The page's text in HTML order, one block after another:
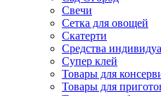
Свечи
Сетка для овощей
Скатерти
Средства
Супер клей
Товары для
Товары для